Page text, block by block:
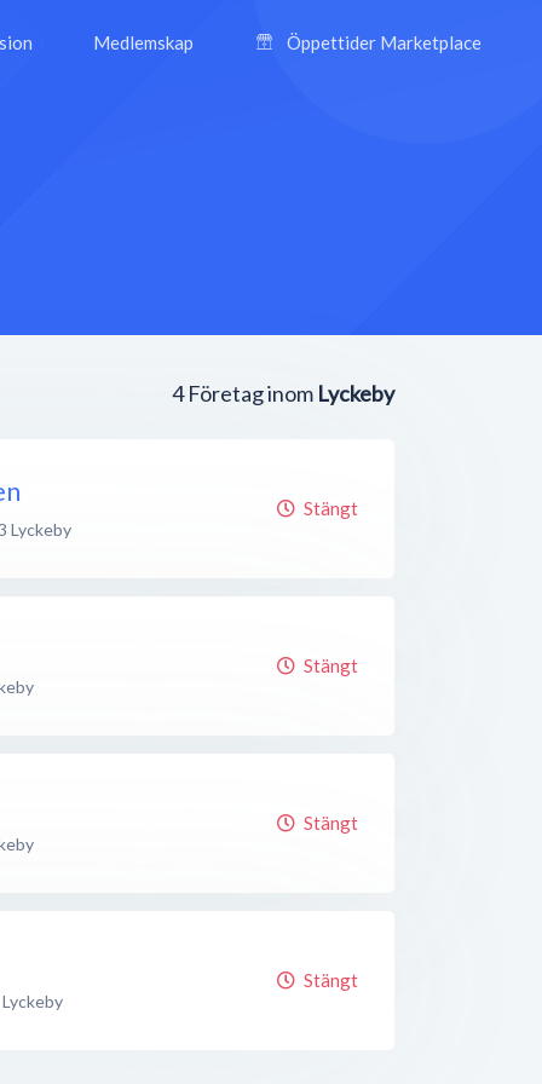
Medlemskap Öppettider Marketplace
4 Företag inom Lyckeby
Lyckeby
Stängt
Stängt
Stängt
Lyckeby
Stängt